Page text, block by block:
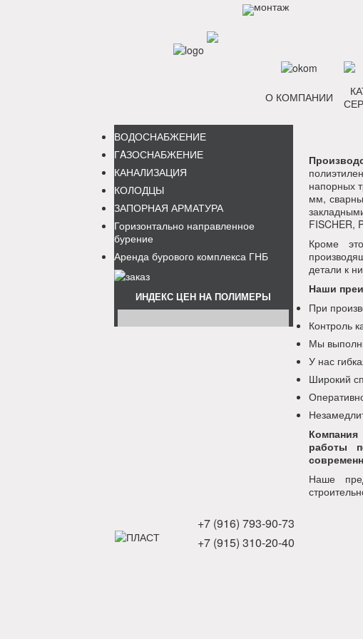
О КОМПАНИИ
ВОДОСНАБЖЕНИЕ
ГAЗОСНАБЖЕНИЕ
КАНАЛИЗАЦИЯ
КОЛОДЦЫ
ЗАПОРНАЯ АРМАТУРА
Горизонтально направленное
бурение
Аренда бурового комплекса ГНБ
ИНДЕКС ЦЕН НА ПОЛИМЕРЫ
напорных
мм,
FISCHER,
Кроме
детали к
Наши
При
Контроль
Мы
У нас
Широкий
работы
Наше
+7 (916) 793-90-73
+7 (915) 310-20-40